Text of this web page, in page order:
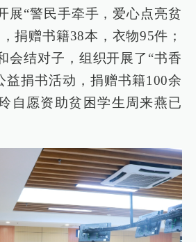
展“警民手牵手，爱心点亮贫
捐赠书籍38本，衣物95件；
会结对子，组织开展了“书香
益捐书活动，捐赠书籍100余
自愿资助贫困学生周来燕已